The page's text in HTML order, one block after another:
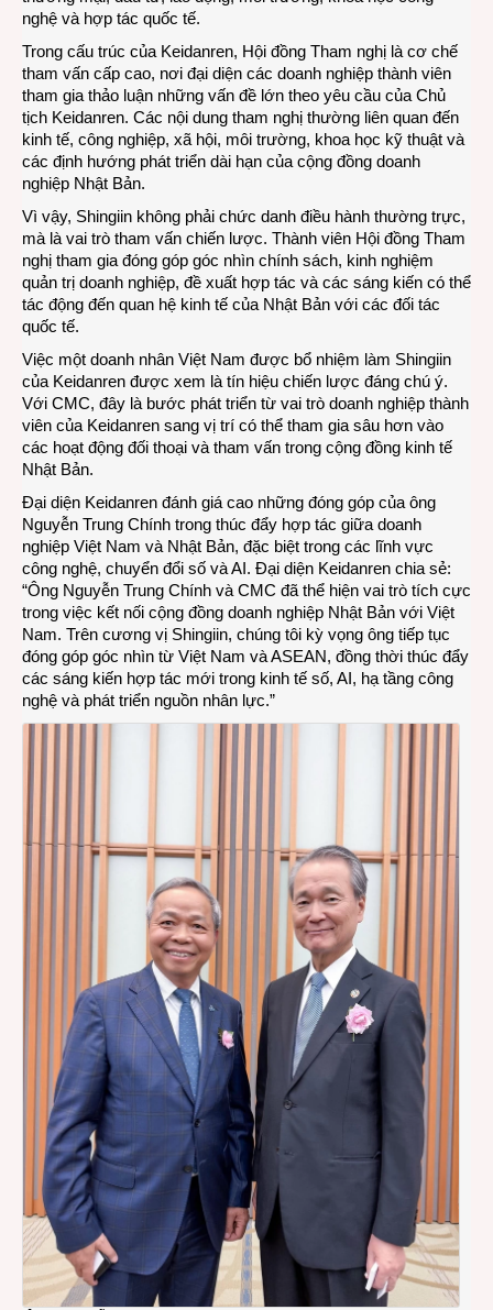
nghệ và hợp tác quốc tế.
Trong cấu trúc của Keidanren, Hội đồng Tham nghị là cơ chế
tham vấn cấp cao, nơi đại diện các doanh nghiệp thành viên
tham gia thảo luận những vấn đề lớn theo yêu cầu của Chủ
tịch Keidanren. Các nội dung tham nghị thường liên quan đến
kinh tế, công nghiệp, xã hội, môi trường, khoa học kỹ thuật và
các định hướng phát triển dài hạn của cộng đồng doanh
nghiệp Nhật Bản.
Vì vậy, Shingiin không phải chức danh điều hành thường trực,
mà là vai trò tham vấn chiến lược. Thành viên Hội đồng Tham
nghị tham gia đóng góp góc nhìn chính sách, kinh nghiệm
quản trị doanh nghiệp, đề xuất hợp tác và các sáng kiến có thể
tác động đến quan hệ kinh tế của Nhật Bản với các đối tác
quốc tế.
Việc một doanh nhân Việt Nam được bổ nhiệm làm Shingiin
của Keidanren được xem là tín hiệu chiến lược đáng chú ý.
Với CMC, đây là bước phát triển từ vai trò doanh nghiệp thành
viên của Keidanren sang vị trí có thể tham gia sâu hơn vào
các hoạt động đối thoại và tham vấn trong cộng đồng kinh tế
Nhật Bản.
Đại diện Keidanren đánh giá cao những đóng góp của ông
Nguyễn Trung Chính trong thúc đẩy hợp tác giữa doanh
nghiệp Việt Nam và Nhật Bản, đặc biệt trong các lĩnh vực
công nghệ, chuyển đổi số và AI. Đại diện Keidanren chia sẻ:
“Ông Nguyễn Trung Chính và CMC đã thể hiện vai trò tích cực
trong việc kết nối cộng đồng doanh nghiệp Nhật Bản với Việt
Nam. Trên cương vị Shingiin, chúng tôi kỳ vọng ông tiếp tục
đóng góp góc nhìn từ Việt Nam và ASEAN, đồng thời thúc đẩy
các sáng kiến hợp tác mới trong kinh tế số, AI, hạ tầng công
nghệ và phát triển nguồn nhân lực.”